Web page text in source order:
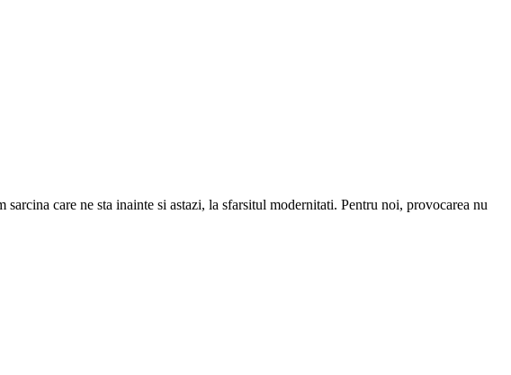
care ne sta inainte si astazi, la sfarsitul modernitati. Pentru noi, provocarea nu